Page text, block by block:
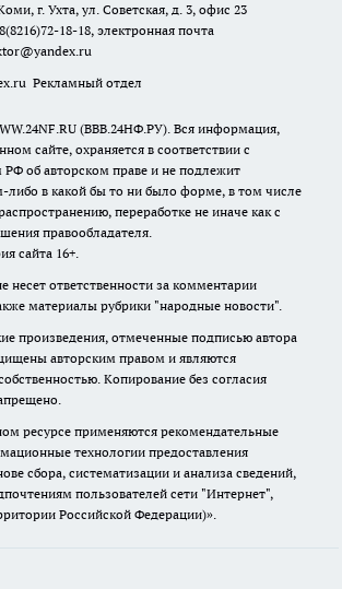
г. Ухта, ул. Советская, д. 3, офис 23
18-18, электронная почта
Рекламный отдел
(ВВВ.24НФ.РУ). Вся информация,
сайте, охраняется в соответствии с
РФ об авторском праве и не подлежит
либо в какой бы то ни было форме, в том числе
переработке не иначе как с
правообладателя.
сайта 16+.
несет ответственности за комментарии
материалы рубрики "народные новости".
произведения, отмеченные подписью автора
авторским правом и являются
Копирование без согласия
ресурсе применяются рекомендательные
технологии предоставления
сбора, систематизации и анализа сведений,
пользователей сети "Интернет",
Российской Федерации)».